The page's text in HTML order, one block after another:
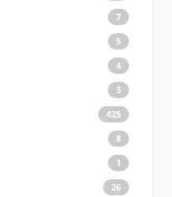
7
5
4
3
425
8
1
26